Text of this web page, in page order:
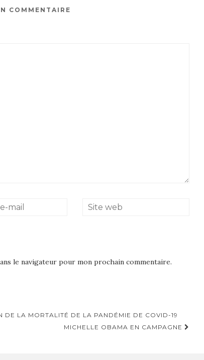
COMMENTAIRE
le navigateur pour mon prochain commentaire.
DE LA MORTALITÉ DE LA PANDÉMIE DE COVID-19
MICHELLE OBAMA EN CAMPAGNE